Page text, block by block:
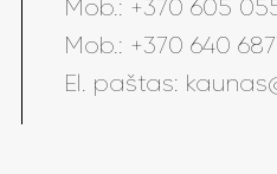
Mob.: +370 605
Mob.: +370 640
El. paštas: